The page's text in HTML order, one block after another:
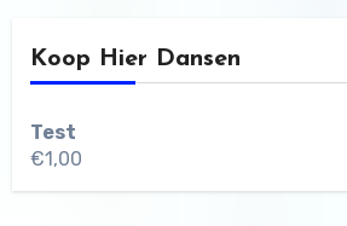
Koop Hier Dansen
Test
€1,00